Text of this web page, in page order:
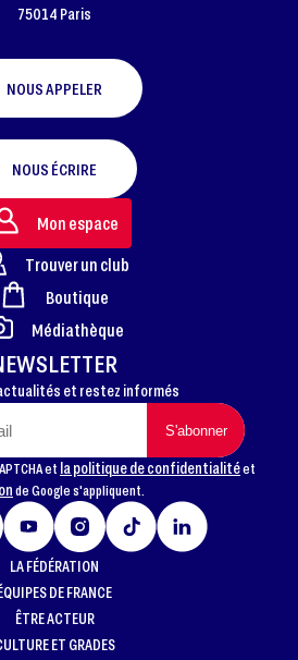
FOOTER
75014 Paris
NOUS APPELER
NOUS ÉCRIRE
et restez informés
et la politique de confidentialitéet
de Google s'appliquent.
Mon espace
Trouver un club
Boutique
Médiathèque
LA FÉDÉRATION
DE FRANCE
ÊTRE ACTEUR
ET GRADES